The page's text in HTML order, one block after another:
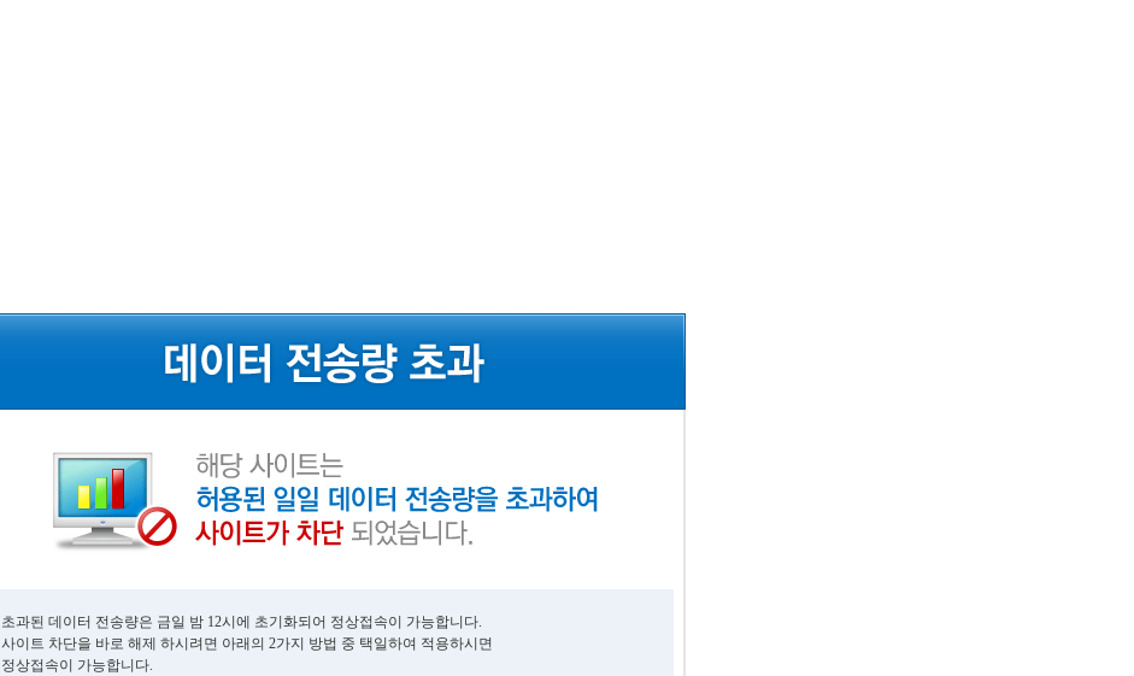
초과된 데이터 전송량은 금일 밤 12시에 초기화되어 정상접속이 가능합니다.
사이트 차단을 바로 해제 하시려면 아래의 2가지 방법 중 택일하여 적용하시면
정상접속이 가능합니다.